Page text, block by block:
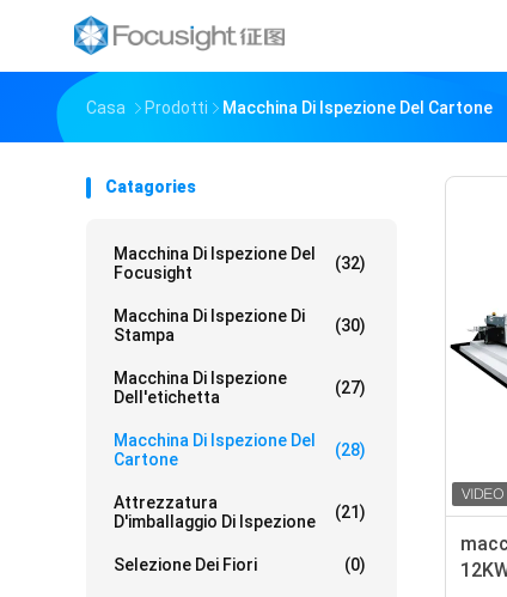
Casa Prodotti Macchina Di Ispezione Del Cartone
Catagories
Macchina Di Ispezione Del
Focusight
(32)
Macchina Di Ispezione Di
Stampa
(30)
Macchina Di Ispezione
Dell'etichetta
(27)
Macchina Di Ispezione Del
Cartone
(28)
Attrezzatura
D'imballaggio Di Ispezione
(21)
Selezione Dei Fiori (0)